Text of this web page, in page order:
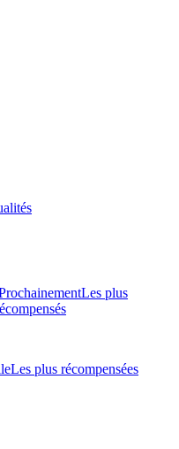
Les plus
Les plus récompensées